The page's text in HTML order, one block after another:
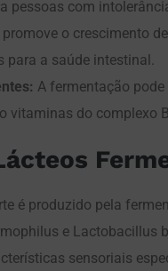
pessoas com
o crescimento
para a saúde intestinal.
A fermentação
vitaminas do complexo
é produzido pela
e Lactobacillus
sensoriais